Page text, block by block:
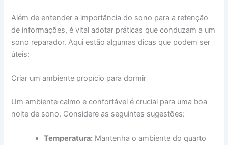
Além de entender a importância do sono para a retenção
de informações, é vital adotar práticas que conduzam a um
sono reparador. Aqui estão algumas dicas que podem ser
úteis:
Criar um ambiente propício para dormir
Um ambiente calmo e confortável é crucial para uma boa
noite de sono. Considere as seguintes sugestões:
Temperatura: Mantenha o ambiente do quarto